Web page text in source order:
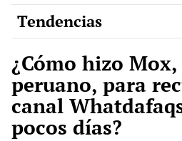
Tendencias
¿Cómo hizo
peruano, para
canal
pocos días?